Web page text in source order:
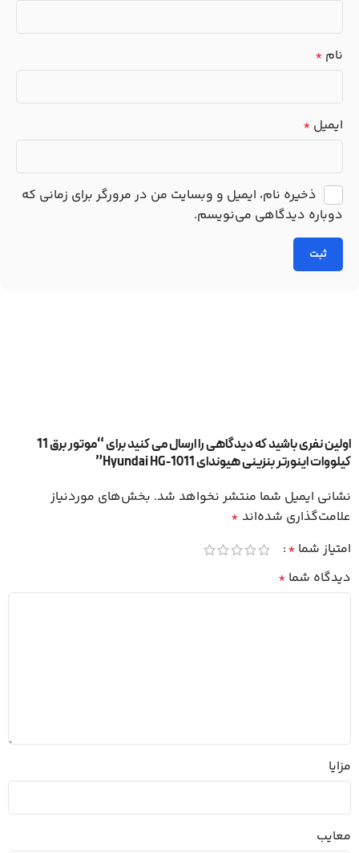
نام *
ایمیل *
ذخیره نام، ایمیل و وبسایت من در مرورگر برای زمانی که
دوباره دیدگاهی می‌نویسم.
اولین نفری باشید که دیدگاهی را ارسال می کنید برای “موتور برق 11
کیلووات اینورتر بنزینی هیوندای Hyundai HG-1011”
نشانی ایمیل شما منتشر نخواهد شد. بخش‌های موردنیاز
علامت‌گذاری شده‌اند *
امتیاز شما *
دیدگاه شما *
مزایا
معایب